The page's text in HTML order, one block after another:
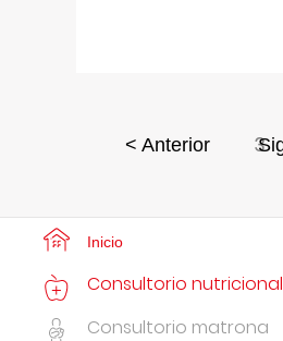
< Anterior 3
Inicio
Consultorio nutricional
Consultorio matrona